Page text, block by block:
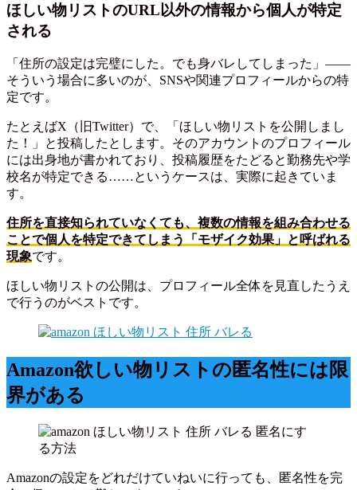
ほしい物リストのURL以外の情報から個人が特定
される
「住所の設定は完璧にした。でも身バレしてしまった」——
そういう場合に多いのが、SNSや関連プロフィールからの特
定です。
たとえばX（旧Twitter）で、「ほしい物リストを公開しまし
た！」と投稿したとします。そのアカウントのプロフィール
には出身地が書かれており、投稿履歴をたどると勤務先や学
校名が特定できる……というケースは、実際に起きていま
す。
住所を直接知られていなくても、複数の情報を組み合わせる
ことで個人を特定できてしまう「モザイク効果」と呼ばれる
現象です。
ほしい物リストの公開は、プロフィール全体を見直したうえ
で行うのがベストです。
Amazon欲しい物リストの匿名性には限
界がある
Amazonの設定をどれだけていねいに行っても、匿名性を完